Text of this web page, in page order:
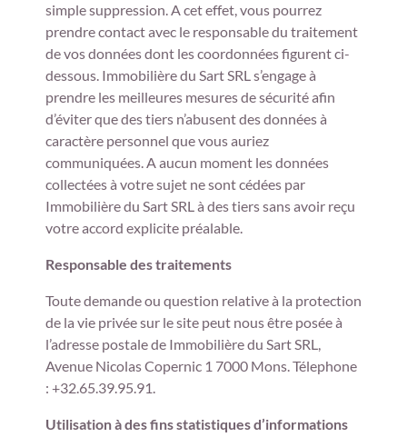
simple suppression. A cet effet, vous pourrez
prendre contact avec le responsable du traitement
de vos données dont les coordonnées figurent ci-
dessous. Immobilière du Sart SRL s’engage à
prendre les meilleures mesures de sécurité afin
d’éviter que des tiers n’abusent des données à
caractère personnel que vous auriez
communiquées. A aucun moment les données
collectées à votre sujet ne sont cédées par
Immobilière du Sart SRL à des tiers sans avoir reçu
votre accord explicite préalable.
Responsable des traitements
Toute demande ou question relative à la protection
de la vie privée sur le site peut nous être posée à
l’adresse postale de Immobilière du Sart SRL,
Avenue Nicolas Copernic 1 7000 Mons. Télephone
: +32.65.39.95.91.
Utilisation à des fins statistiques d’informations